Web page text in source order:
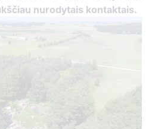
nurodytais kontaktais.